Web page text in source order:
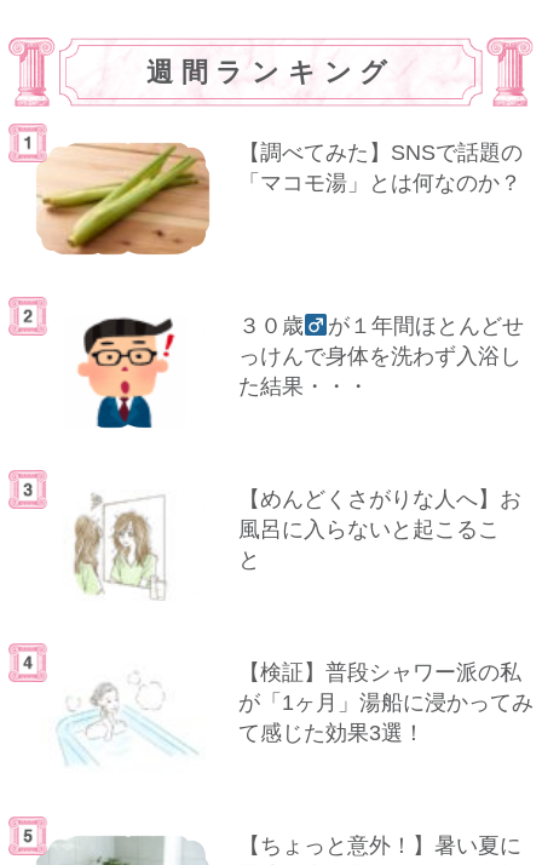
週間ランキング
【調べてみた】SNSで話題の
「マコモ湯」とは何なのか？
３０歳
が１年間ほとんどせ
っけんで身体を洗わず入浴し
た結果・・・
【めんどくさがりな人へ】お
風呂に入らないと起こるこ
と
【検証】普段シャワー派の私
が「1ヶ月」湯船に浸かってみ
て感じた効果3選！
【ちょっと意外！】暑い夏に